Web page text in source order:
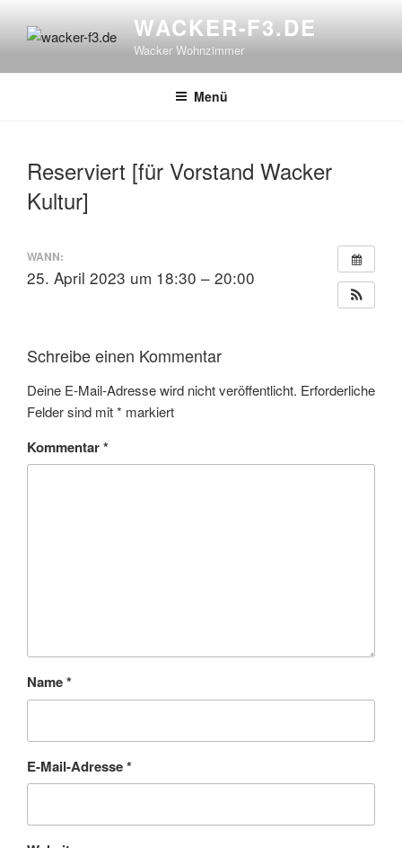
Inhalt
WACKER-F3.DE
Wacker Wohnzimmer
Menü
Reserviert [für Vorstand Wacker
Kultur]
WANN:
25. April 2023 um 18:30 – 20:00
Schreibe einen Kommentar
Deine E-Mail-Adresse wird nicht veröffentlicht. Erforderliche
Felder sind mit* markiert
Kommentar*
Name*
E-Mail-Adresse*